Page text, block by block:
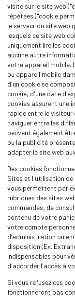
visite sur le site web
répétées ("cookie
le serveur du site web
lesquels ce site web
uniquement lire les
aucune autre
votre appareil mobile.
ou appareil mobile
d'un cookie se
cookie, d'une date
cookies assurent une
rapide entre le visiteur
naviguer entre les
peuvent également
ou la publicité
adapter le site web
Des cookies
Sites et l'utilisation de
vous permettent par
rubriques des sites
commandes, de
contenu de votre
votre compte
d’administration ou
disposition (Ex.
indispensables pour
d'accorder l'accès à
Si vous refusez ces
fonctionneront pas